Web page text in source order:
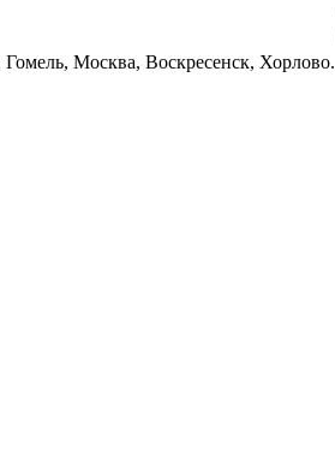
Москва, Воскресенск, Хорлово.